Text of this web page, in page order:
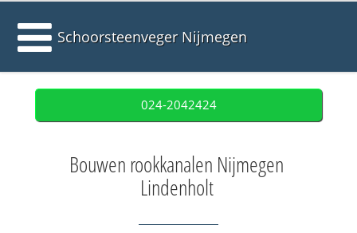
Schoorsteenveger Nijmegen
024-2042424
Bouwen rookkanalen Nijmegen
Lindenholt